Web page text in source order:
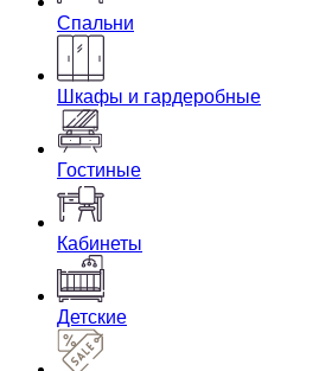
Спальни
Шкафы и гардеробные
Гостиные
Кабинеты
Детские